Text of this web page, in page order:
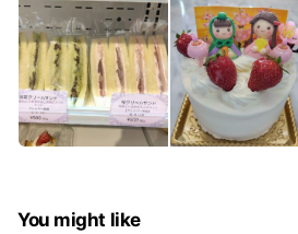
You might like